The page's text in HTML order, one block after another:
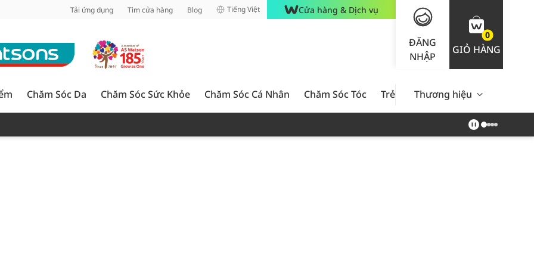
Tải ứng dụng Tìm cửa hàng Blog Tiếng Việt Cửa hàng & Dịch vụ
ĐĂNG
NHẬP
0
GIỎ HÀNG
Chăm Sóc Da Chăm Sóc Sức Khỏe Chăm Sóc Cá Nhân Chăm Sóc Tóc Trẻ Em Nam Giới Chăm Sóc
Thương hiệu